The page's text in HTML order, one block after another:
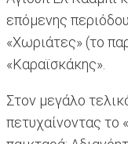
επόμενης
«Χωριάτες» (το
«Καραϊσκάκης».
Στον μεγάλο
πετυχαίνοντας το